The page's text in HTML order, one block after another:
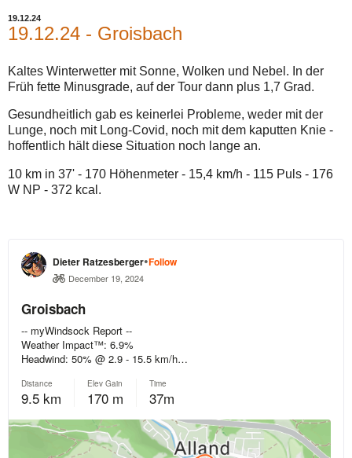
19.12.24
19.12.24 - Groisbach
Kaltes Winterwetter mit Sonne, Wolken und Nebel. In der
Früh fette Minusgrade, auf der Tour dann plus 1,7 Grad.
Gesundheitlich gab es keinerlei Probleme, weder mit der
Lunge, noch mit Long-Covid, noch mit dem kaputten Knie -
hoffentlich hält diese Situation noch lange an.
10 km in 37' - 170 Höhenmeter - 15,4 km/h - 115 Puls - 176
W NP - 372 kcal.